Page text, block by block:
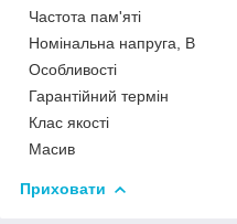
Частота пам'яті
Номінальна напруга, В
Особливості
Гарантійний термін
Клас якості
Масив
Приховати